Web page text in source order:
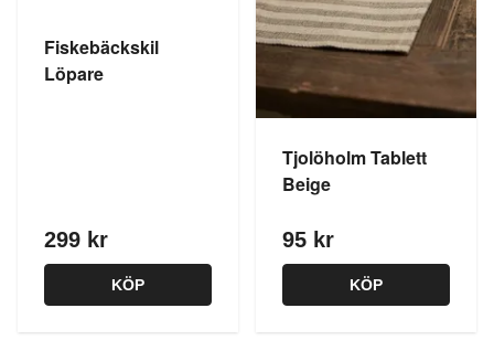
Fiskebäckskil
Löpare
299 kr
KÖP
Tjolöholm Tablett
Beige
95 kr
KÖP